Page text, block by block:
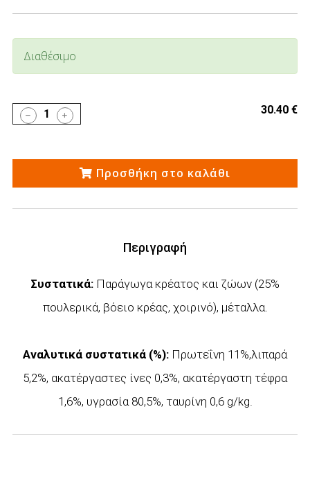
Διαθέσιμο
1 30.40 €
Προσθήκη στο καλάθι
Περιγραφή
Συστατικά: Παράγωγα κρέατος και ζώων (25%
πουλερικά, βόειο κρέας, χοιρινό), μέταλλα.
Αναλυτικά συστατικά (%): Πρωτεΐνη 11%,λιπαρά
5,2%, ακατέργαστες ίνες 0,3%, ακατέργαστη τέφρα
1,6%, υγρασία 80,5%, ταυρίνη 0,6 g/kg.